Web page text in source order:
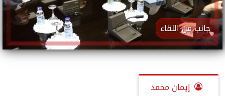
جانب من اللقاء
إيمان محمد